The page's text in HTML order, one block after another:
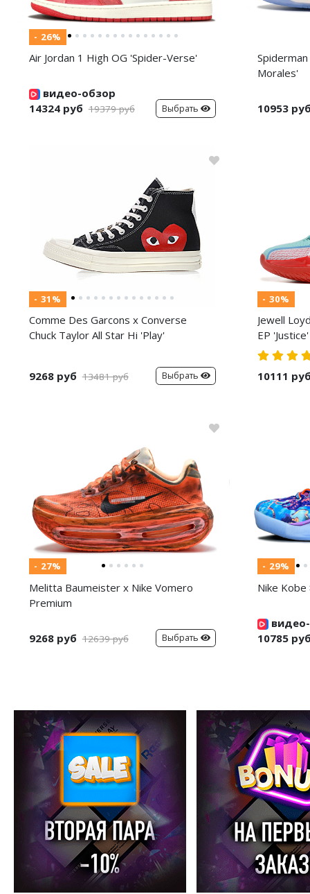
- 26%
Air Jordan 1 High OG 'Spider-Verse'
видео-обзор
14324 руб 19379 руб Выбрать
Morales'
10953 руб
- 31%
Comme Des Garcons x Converse
Chuck Taylor All Star Hi 'Play'
9268 руб 13481 руб Выбрать
- 30%
Jewell
EP 'Justice'
10111 руб
- 27%
Melitta Baumeister x Nike Vomero
Premium
9268 руб 12639 руб Выбрать
- 29%
Nike
10785 руб